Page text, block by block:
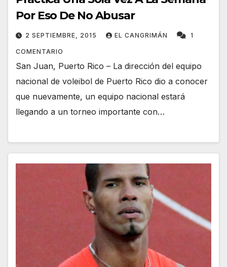
Por Eso De No Abusar
2 SEPTIEMBRE, 2015 EL CANGRIMÁN 1
COMENTARIO
San Juan, Puerto Rico – La dirección del equipo
nacional de voleibol de Puerto Rico dio a conocer
que nuevamente, un equipo nacional estará
llegando a un torneo importante con…